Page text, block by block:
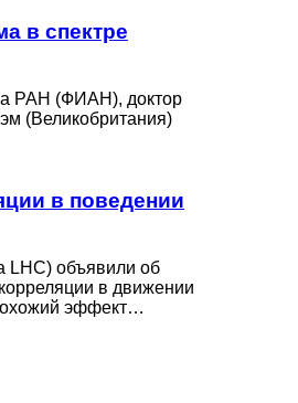
в спектре
РАН (ФИАН), доктор
(Великобритания)
в поведении
LHC) объявили об
в движении
эффект…